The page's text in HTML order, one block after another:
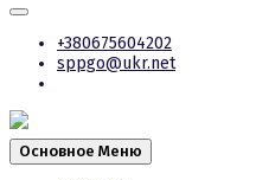
+380675604202
sppgo@ukr.net
Основное Меню